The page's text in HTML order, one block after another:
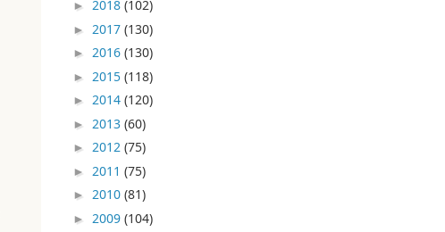
► 2018 (102)
► 2017 (130)
► 2016 (130)
► 2015 (118)
► 2014 (120)
► 2013 (60)
► 2012 (75)
► 2011 (75)
► 2010 (81)
► 2009 (104)